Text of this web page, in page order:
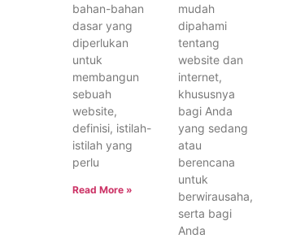
bahan-bahan
dasar yang
diperlukan
untuk
membangun
sebuah
website,
definisi, istilah-
istilah yang
perlu
Read More »
mudah
dipahami
tentang
website dan
internet,
khususnya
bagi Anda
yang sedang
atau
berencana
untuk
berwirausaha,
serta bagi
Anda